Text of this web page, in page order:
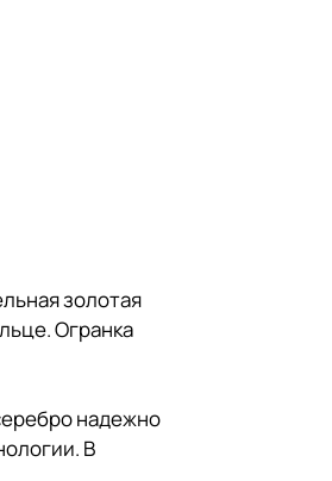
золотая
Огранка
надежно
В